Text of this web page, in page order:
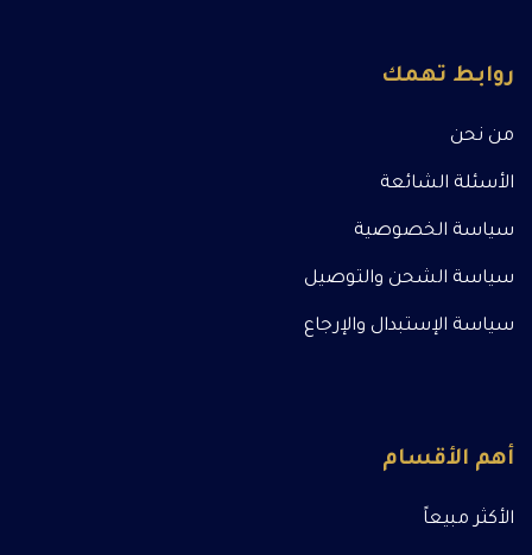
روابط تهمك
من نحن
الأسئلة الشائعة
سياسة الخصوصية
سياسة الشحن والتوصيل
سياسة الإستبدال والإرجاع
أهم الأقسام
الأكثر مبيعاً